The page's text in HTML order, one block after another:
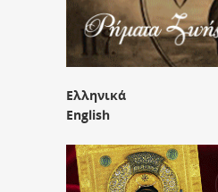
Ελληνικά
English